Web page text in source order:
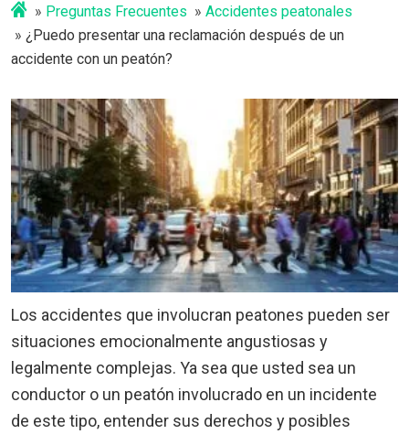
Preguntas Frecuentes
Accidentes peatonales
¿Puedo presentar una reclamación después de un
accidente con un peatón?
Los accidentes que involucran peatones pueden ser
situaciones emocionalmente angustiosas y
legalmente complejas. Ya sea que usted sea un
conductor o un peatón involucrado en un incidente
de este tipo, entender sus derechos y posibles